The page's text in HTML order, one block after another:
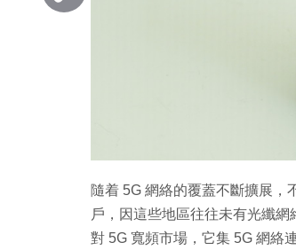
隨着 5G 網絡的覆蓋不斷擴展，
戶，因這些地區往往未有光纖
對 5G 寬頻市場，它集 5G 網絡